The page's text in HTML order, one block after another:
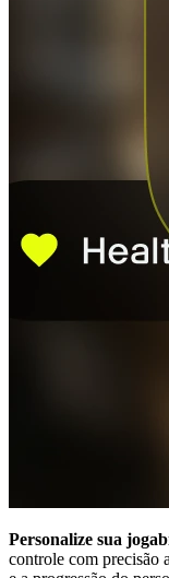
Personalize sua
controle com precisão